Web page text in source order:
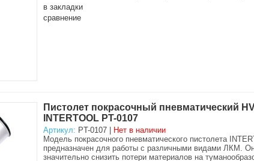
в закладки
сравнение
Пистолет покрасочный пневматический
INTERTOOL PT-0107
Артикул: PT-0107 |
Нет в наличии
Модель покрасочного пневматического пистолета
предназначен для работы с различными видами ЛКМ. Он
значительно снизить потери материалов на